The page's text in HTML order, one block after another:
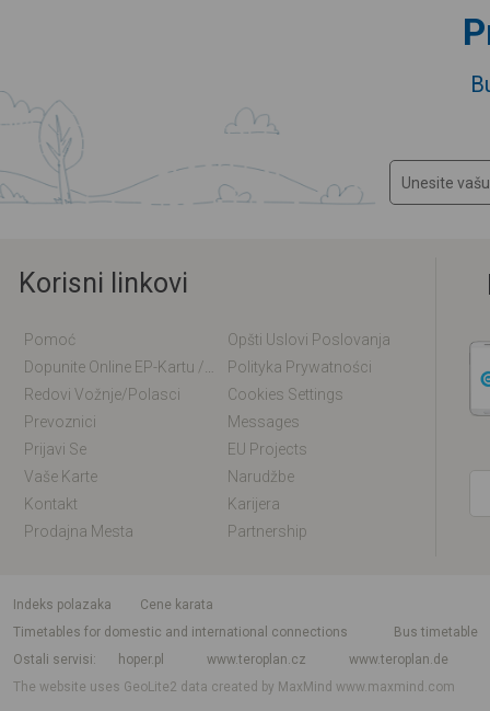
Korisni linkovi
Pomoć
Opšti Uslovi Poslovanja
Polityka Prywatności
Redovi Vožnje/polasci
Cookies Settings
Prevoznici
Messages
Prijavi Se
EU Projects
Vaše Karte
Narudžbe
Kontakt
Karijera
Prodajna Mesta
Partnership
indeks polazaka
Cene karata
Timetables for domestic and international connections
Bus timetable
Ostali servisi
hoper.pl www.teroplan.cz
www.teroplan.de
The website uses GeoLite2 data created by MaxMindwww.maxmind.com